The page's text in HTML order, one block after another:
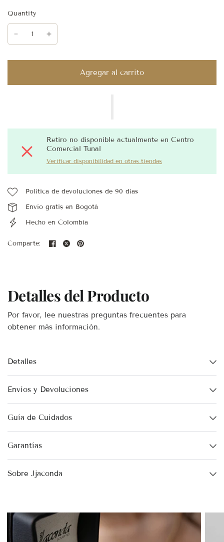
Quantity
Agregar al carrito
Retiro no disponible actualmente enCentro
Comercial Tunal
Verificar disponibilidad en otras tiendas
Política de devoluciones de 90 días
Envío gratis en Bogotá
Hecho en Colombia
Comparte:
Detalles del Producto
Por favor, lee nuestras preguntas frecuentes para
obtener más información.
Detalles
Envíos y Devoluciones
Guía de Cuidados
Garantías
Sobre Jjaconda